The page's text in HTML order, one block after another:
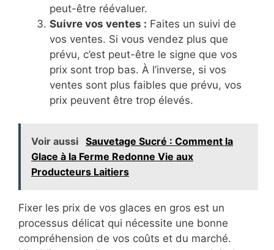
peut-être réévaluer.
Suivre vos ventes : Faites un suivi de
vos ventes. Si vous vendez plus que
prévu, c’est peut-être le signe que vos
prix sont trop bas. À l’inverse, si vos
ventes sont plus faibles que prévu, vos
prix peuvent être trop élevés.
Voir aussi Sauvetage Sucré : Comment la
Glace à la Ferme Redonne Vie aux
Producteurs Laitiers
Fixer les prix de vos glaces en gros est un
processus délicat qui nécessite une bonne
compréhension de vos coûts et du marché.